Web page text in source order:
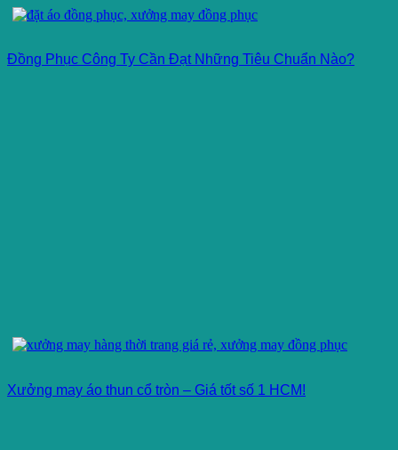
Đồng Phục Công Ty Cần Đạt Những Tiêu Chuẩn Nào?
Xưởng may áo thun cổ tròn – Giá tốt số 1 HCM!